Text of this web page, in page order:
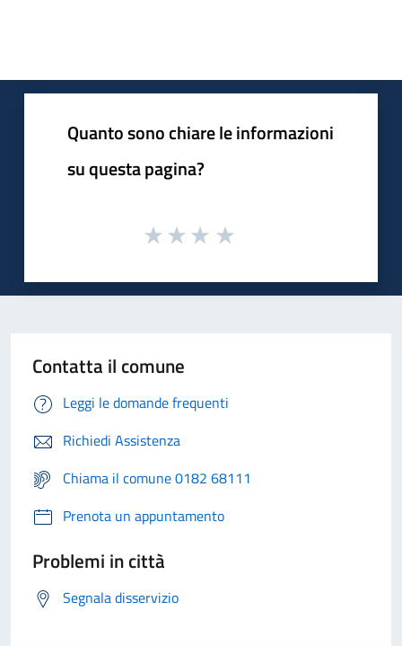
Quanto sono chiare le informazioni
su questa pagina?
Contatta il comune
Leggi le domande frequenti
Richiedi Assistenza
Chiama il comune 0182 68111
Prenota un appuntamento
Problemi in città
Segnala disservizio